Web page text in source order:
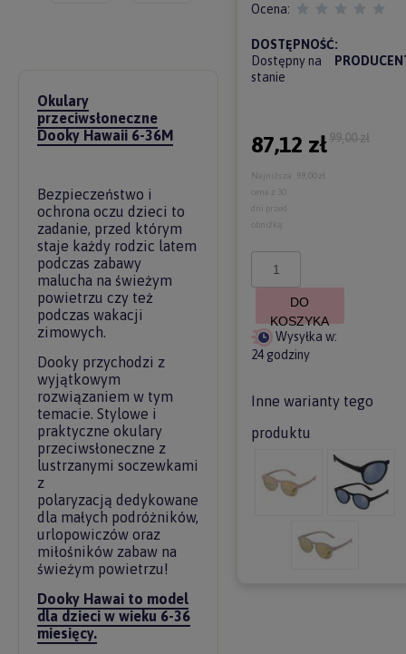
Okulary
przeciwsłoneczne
Dooky Hawaii 6-36M
Bezpieczeństwo i
ochrona oczu dzieci to
zadanie, przed którym
staje każdy rodzic latem
podczas zabawy
malucha na świeżym
powietrzu czy też
podczas wakacji
zimowych.
Dooky przychodzi z
wyjątkowym
rozwiązaniem w tym
temacie. Stylowe i
praktyczne okulary
przeciwsłoneczne z
lustrzanymi soczewkami
z
polaryzacją dedykowane
dla małych podróżników,
urlopowiczów oraz
miłośników zabaw na
świeżym powietrzu!
Dooky Hawai to model
dla dzieci w wieku 6-36
miesięcy.
Ocena:
DOSTĘPNOŚĆ:
Dostępny na
stanie
87,12 zł99,00 zł
Najniższa
cena z 30
dni przed
obniżką:
99,00 zł
DO
KOSZYKA
Wysyłka w:
24 godziny
Inne warianty tego
produktu